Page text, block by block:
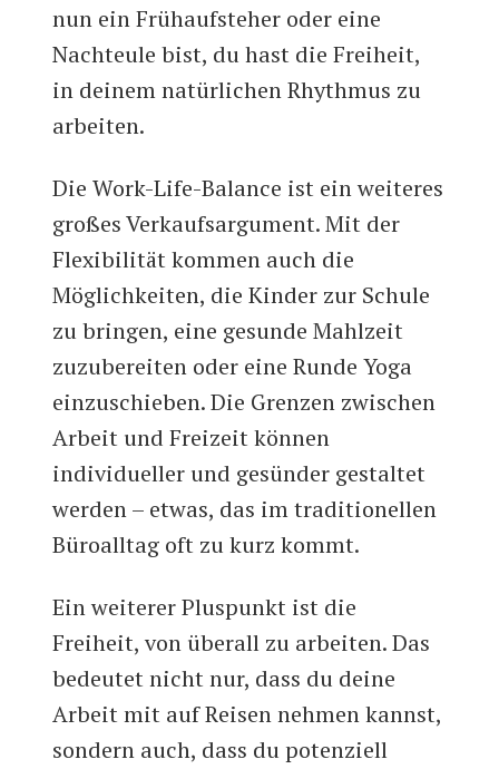
nun ein Frühaufsteher oder eine
Nachteule bist, du hast die Freiheit,
in deinem natürlichen Rhythmus zu
arbeiten.
Die Work-Life-Balance ist ein weiteres
großes Verkaufsargument. Mit der
Flexibilität kommen auch die
Möglichkeiten, die Kinder zur Schule
zu bringen, eine gesunde Mahlzeit
zuzubereiten oder eine Runde Yoga
einzuschieben. Die Grenzen zwischen
Arbeit und Freizeit können
individueller und gesünder gestaltet
werden – etwas, das im traditionellen
Büroalltag oft zu kurz kommt.
Ein weiterer Pluspunkt ist die
Freiheit, von überall zu arbeiten. Das
bedeutet nicht nur, dass du deine
Arbeit mit auf Reisen nehmen kannst,
sondern auch, dass du potenziell